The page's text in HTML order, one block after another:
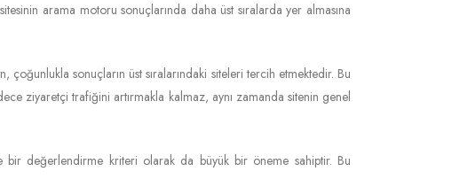
arama motoru sonuçlarında daha üst sıralarda yer almasına
sonuçların üst sıralarındaki siteleri tercih etmektedir. Bu
ziyaretçi trafiğini artırmakla kalmaz, aynı zamanda sitenin genel
bir değerlendirme kriteri olarak da büyük bir öneme sahiptir. Bu